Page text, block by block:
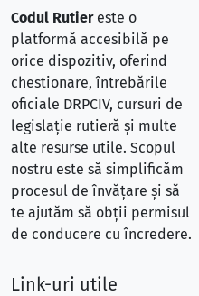
Codul Rutiereste o
platformă accesibilă pe
orice dispozitiv, oferind
chestionare, întrebările
oficiale DRPCIV, cursuri de
legislație rutieră și multe
alte resurse utile. Scopul
nostru este să simplificăm
procesul de învățare și să
te ajutăm să obții permisul
de conducere cu încredere.
Link-uri utile